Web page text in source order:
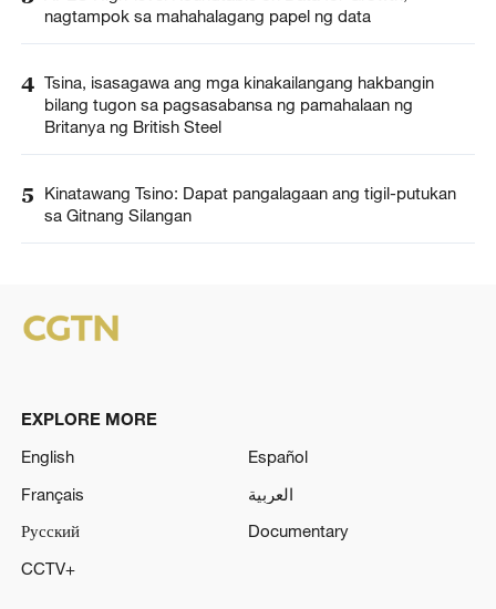
nagtampok sa mahahalagang papel ng data
4 Tsina, isasagawa ang mga kinakailangang hakbangin
bilang tugon sa pagsasabansa ng pamahalaan ng
Britanya ng British Steel
5
Kinatawang Tsino: Dapat pangalagaan ang tigil-putukan
sa Gitnang Silangan
EXPLORE MORE
English
Español
Français
العربية
Русский
Documentary
CCTV+